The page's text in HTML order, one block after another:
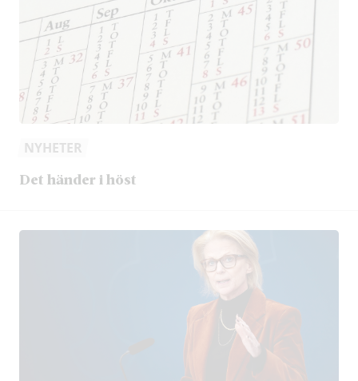
NYHETER
Det händer i höst